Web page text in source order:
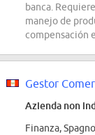
banca.
manejo de
compensación
Gestor
Azienda non
Finanza,